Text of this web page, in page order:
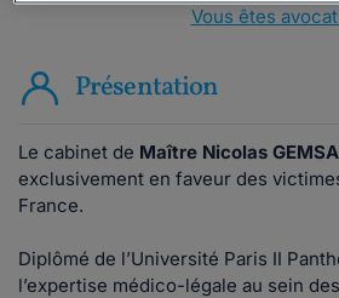
Vous êtes
Présentation
Le cabinet de Maître Nicolas GEMSA
exclusivement en faveur des
France.
Diplômé de l’Université Paris II
l’expertise médico-légale au sein